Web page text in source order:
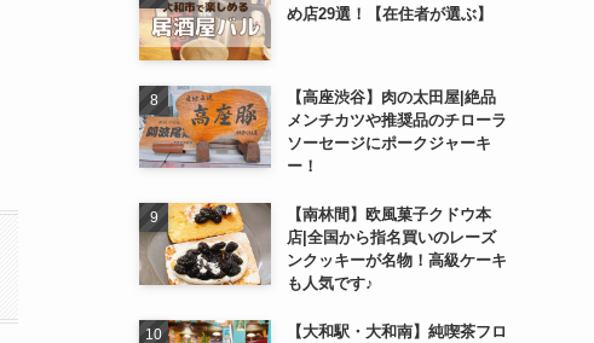
め店29選！【在住者が選ぶ】
【高座渋谷】肉の太田屋|絶品
メンチカツや推奨品のチローラ
ソーセージにポークジャーキ
ー！
【南林間】欧風菓子クドウ本
店|全国から指名買いのレーズ
ンクッキーが名物！高級ケーキ
も人気です♪
【大和駅・大和南】純喫茶フロ